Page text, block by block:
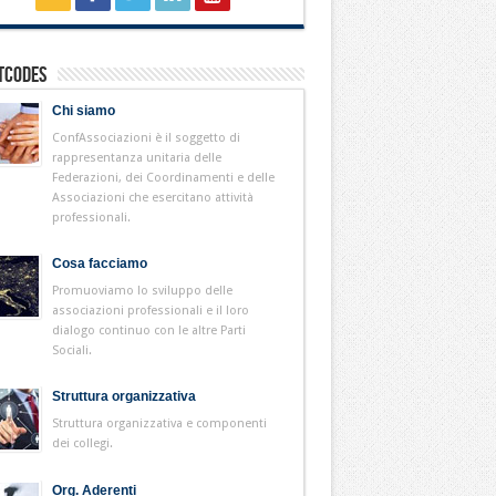
Chi siamo
ConfAssociazioni è il soggetto di
rappresentanza unitaria delle
Federazioni, dei Coordinamenti e delle
Associazioni che esercitano attività
professionali.
Cosa facciamo
Promuoviamo lo sviluppo delle
associazioni professionali e il loro
dialogo continuo con le altre Parti
Sociali.
Struttura organizzativa
Struttura organizzativa e componenti
dei collegi.
Org. Aderenti